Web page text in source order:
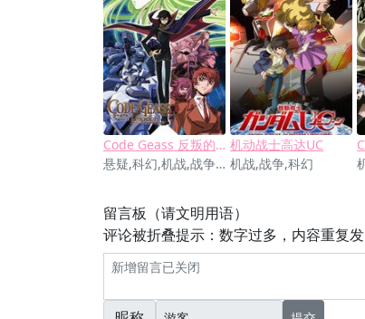
Code Geass 反叛的鲁鲁修
悬疑,科幻,机战,战争,社会
机动战士高达UC
机战,战争,科幻
留言板（请文明用语）
评论被折叠提示：数字过多，内容重复